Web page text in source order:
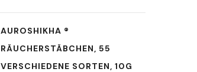
AUROSHIKHA ®
RÄUCHERSTÄBCHEN, 55
VERSCHIEDENE SORTEN, 10G